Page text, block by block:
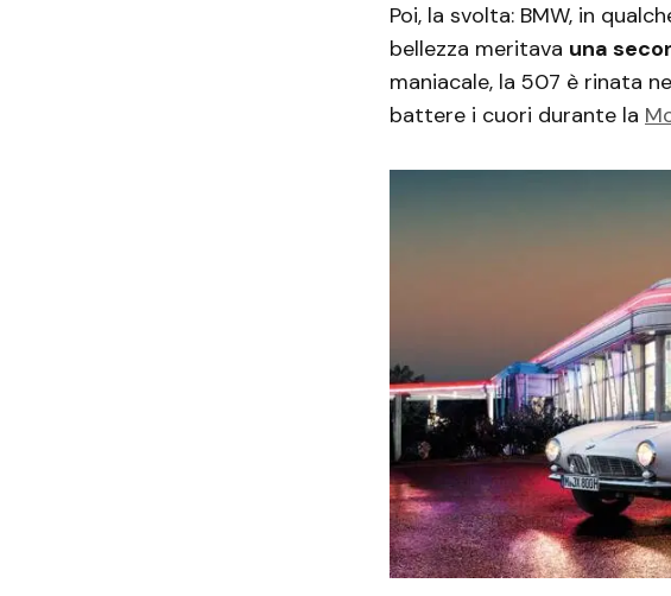
Poi, la svolta: BMW, in
bellezza meritava una
maniacale, la 507 è rinata
battere i cuori durante la